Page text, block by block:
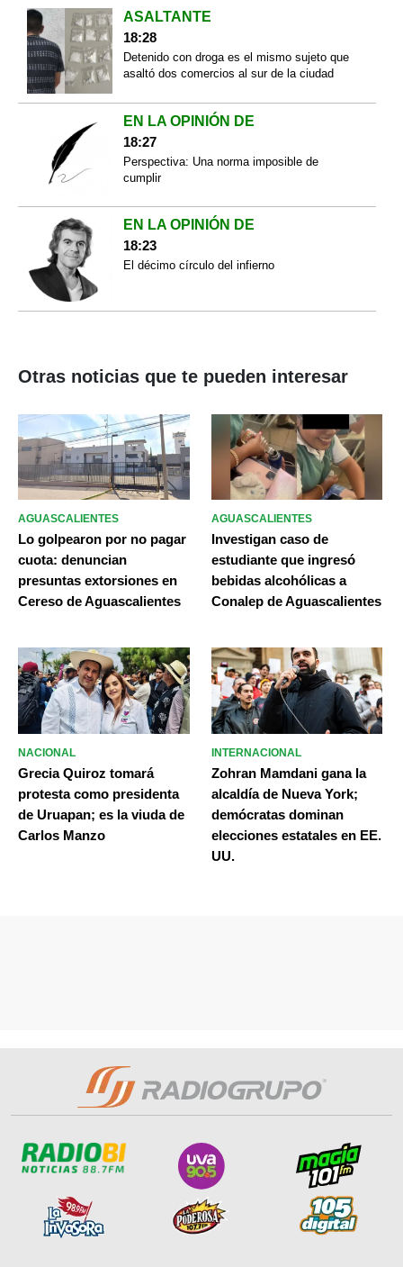
ASALTANTE
18:28
Detenido con droga es el mismo sujeto que
asaltó dos comercios al sur de la ciudad
EN LA OPINIÓN DE
18:27
Perspectiva: Una norma imposible de
cumplir
EN LA OPINIÓN DE
18:23
El décimo círculo del infierno
Otras noticias que te pueden interesar
AGUASCALIENTES
Lo golpearon por no pagar
cuota: denuncian
presuntas extorsiones en
Cereso de Aguascalientes
AGUASCALIENTES
Investigan caso de
estudiante que ingresó
bebidas alcohólicas a
Conalep de Aguascalientes
NACIONAL
Grecia Quiroz tomará
protesta como presidenta
de Uruapan; es la viuda de
Carlos Manzo
INTERNACIONAL
Zohran Mamdani gana la
alcaldía de Nueva York;
demócratas dominan
elecciones estatales en EE.
UU.